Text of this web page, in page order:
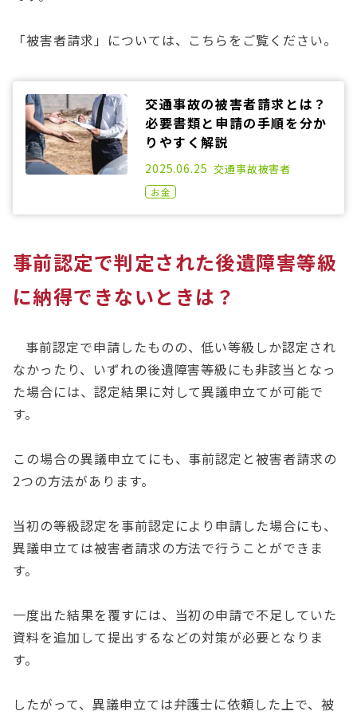
「被害者請求」については、こちらをご覧ください。
交通事故の被害者請求とは？
必要書類と申請の手順を分か
りやすく解説
2021.02.17
2025.06.25 交通事故被害者
お金
事前認定で判定された後遺障害等級
に納得できないときは？
事前認定で申請したものの、低い等級しか認定され
なかったり、いずれの後遺障害等級にも非該当となっ
た場合には、認定結果に対して異議申立てが可能で
す。
この場合の異議申立てにも、事前認定と被害者請求の
2つの方法があります。
当初の等級認定を事前認定により申請した場合にも、
異議申立ては被害者請求の方法で行うことができま
す。
一度出た結果を覆すには、当初の申請で不足していた
資料を追加して提出するなどの対策が必要となりま
す。
したがって、異議申立ては弁護士に依頼した上で、被